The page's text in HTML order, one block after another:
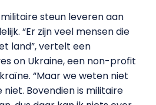
steun leveren aan
“Er zijn veel mensen die
land”, vertelt een
on Ukraine, een non-profit
“Maar we weten niet
niet. Bovendien is militaire